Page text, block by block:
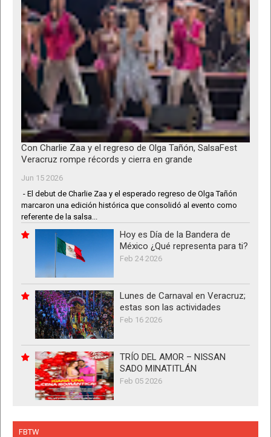
Con Charlie Zaa y el regreso de Olga Tañón, SalsaFest
Veracruz rompe récords y cierra en grande
Jun 15 2026
- El debut de Charlie Zaa y el esperado regreso de Olga Tañón
marcaron una edición histórica que consolidó al evento como
referente de la salsa...
Hoy es Día de la Bandera de
México ¿Qué representa para ti?
Feb 24 2026
Lunes de Carnaval en Veracruz;
estas son las actividades
Feb 16 2026
TRÍO DEL AMOR – NISSAN
SADO MINATITLÁN
Feb 05 2026
FBTW